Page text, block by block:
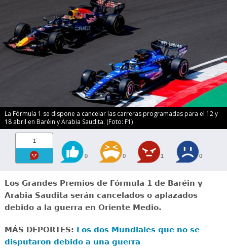
La Fórmula 1 se dispone a cancelar las carreras programadas para el 12 y
18 abril en Baréin y Arabia Saudita. (Foto: F1)
1
0 0 1 0
Los Grandes Premios de Fórmula 1 de Baréin y
Arabia Saudita serán cancelados o aplazados
debido a la guerra en Oriente Medio.
MÁS DEPORTES: Los dos Mundiales que no se
disputaron debido a una guerra